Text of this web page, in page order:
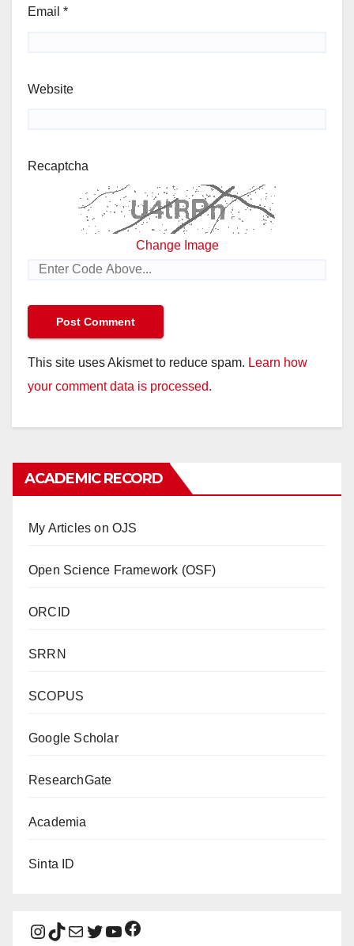
Email *
Website
Recaptcha
Change Image
This site uses Akismet to reduce spam. Learn how
your comment data is processed.
ACADEMIC RECORD
My Articles on OJS
Open Science Framework (OSF)
ORCID
SRRN
SCOPUS
Google Scholar
ResearchGate
Academia
Sinta ID
Instagram
TikTok
MailTwitter
YouTube
Facebook